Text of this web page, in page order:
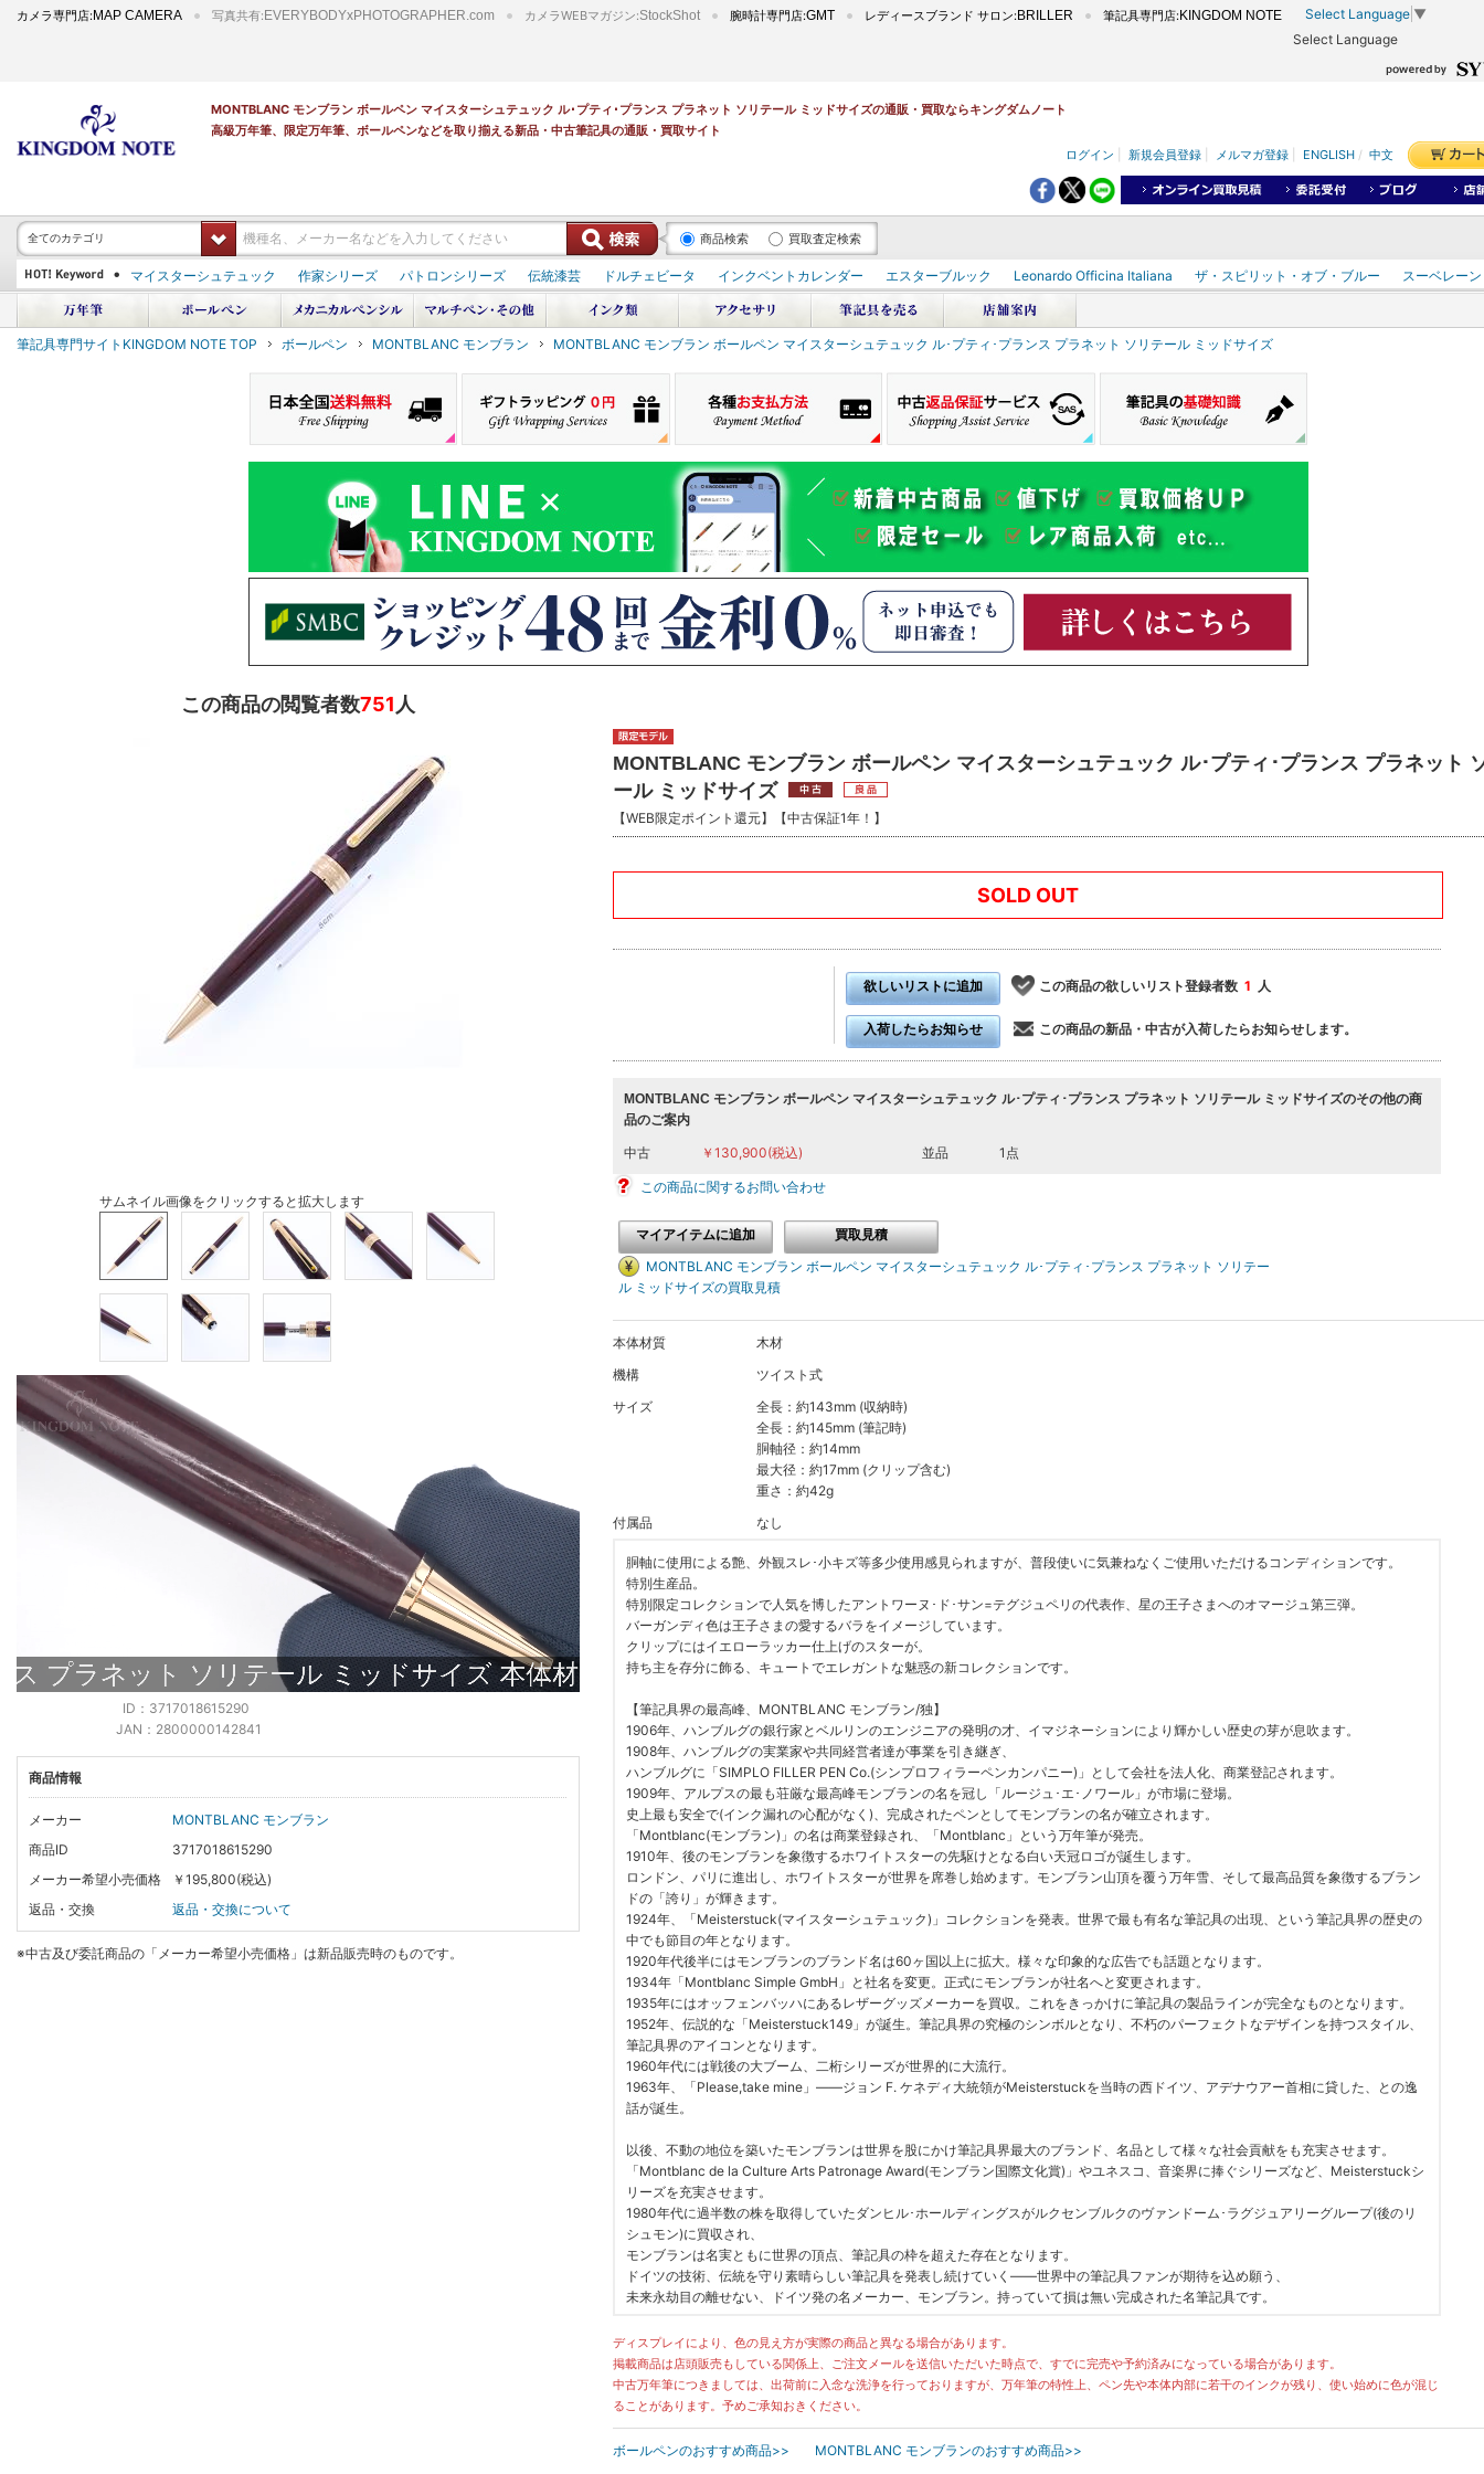
カメラ専門店:MAP CAMERA 写真共有: EVERYBODYxPHOTOGRAPHER.com カメラWEBマガジン:StockShot 腕時計専門店:GMT レディースブランド サロン:BRILLER 筆記具専門店:KINGDOM NOTE Select Language ▼
Select Language
MONTBLANC モンブラン ボールペン マイスターシュテュック ル･プティ･プランス プラネット ソリテール ミッドサイズの通販・買取ならキングダムノート
高級万年筆、限定万年筆、ボールペンなどを取り揃える新品・中古筆記具の通販・買取サイト
ログイン
新規会員登録 メルマガ登録 ENGLISH / 中文
全てのカテゴリ 商品検索 買取査定検索
マイスターシュテュック 作家シリーズ パトロンシリーズ 伝統漆芸 ドルチェビータ インクベントカレンダー エスターブルック Leonardo Officina Italiana ザ・スピリット・オブ・ブルー
スーベレーン
PILOT 蒔絵
ダイアミン ボトルインク
筆記具専門サイトKINGDOM NOTE TOP ボールペン MONTBLANC モンブラン MONTBLANC モンブラン ボールペン マイスターシュテュック ル･プティ･プランス プラネット ソリテール ミッドサイズ
MONTBLANC モンブラン ボールペン マイスターシュテュック ル･プティ･プランス プラネット
ール ミッドサイズ
【WEB限定ポイント還元】【中古保証1年！】
この商品の閲覧者数751 人
SOLD OUT
欲しいリストに追加 この商品の欲しいリスト登録者数 1 人
入荷したらお知らせ この商品の新品・中古が入荷したらお知らせします。
MONTBLANC モンブラン ボールペン マイスターシュテュック ル･プティ･プランス プラネット ソリテール ミッドサイズのその他の商
品のご案内
中古 ￥130,900(税込) 並品 1点
この商品に関するお問い合わせ
マイアイテムに追加
買取見積
MONTBLANC モンブラン ボールペン マイスターシュテュック ル･プティ･プランス プラネット ソリテー
ル ミッドサイズの買取見積
本体材質
木材
機構
ツイスト式
サイズ
全長：約143mm (収納時)
全長：約145mm (筆記時)
胴軸径：約14mm
最大径：約17mm (クリップ含む)
重さ：約42g
付属品
なし
胴軸に使用による艶、外観スレ･小キズ等多少使用感見られますが、普段使いに気兼ねなくご使用いただけるコンディションです。
特別生産品。
特別限定コレクションで人気を博したアントワーヌ･ド･サン=テグジュペリの代表作、星の王子さまへのオマージュ第三弾。
バーガンディ色は王子さまの愛するバラをイメージしています。
クリップにはイエローラッカー仕上げのスターが。
持ち主を存分に飾る、キュートでエレガントな魅惑の新コレクションです。
【筆記具界の最高峰、MONTBLANC モンブラン/独】
1906年、ハンブルグの銀行家とベルリンのエンジニアの発明の才、イマジネーションにより輝かしい歴史の芽が息吹ます。
1908年、ハンブルグの実業家や共同経営者達が事業を引き継ぎ、
ハンブルグに「SIMPLO FILLER PEN Co.(シンプロフィラーペンカンパニー)」として会社を法人化、商業登記されます。
1909年、アルプスの最も荘厳な最高峰モンブランの名を冠し「ルージュ･エ･ノワール」が市場に登場。
史上最も安全で(インク漏れの心配がなく)、完成されたペンとしてモンブランの名が確立されます。
「Montblanc(モンブラン)」の名は商業登録され、「Montblanc」という万年筆が発売。
1910年、後のモンブランを象徴するホワイトスターの先駆けとなる白い天冠ロゴが誕生します。
ロンドン、パリに進出し、ホワイトスターが世界を席巻し始めます。モンブラン山頂を覆う万年雪、そして最高品質を象徴するブラン
ドの「誇り」が輝きます。
1924年、「Meisterstuck(マイスターシュテュック)」コレクションを発表。世界で最も有名な筆記具の出現、という筆記具界の歴史の
中でも節目の年となります。
1920年代後半にはモンブランのブランド名は60ヶ国以上に拡大。様々な印象的な広告でも話題となります。
1934年「Montblanc Simple GmbH」と社名を変更。正式にモンブランが社名へと変更されます。
1935年にはオッフェンバッハにあるレザーグッズメーカーを買収。これをきっかけに筆記具の製品ラインが完全なものとなります。
1952年、伝説的な「Meisterstuck149」が誕生。筆記具界の究極のシンボルとなり、不朽のパーフェクトなデザインを持つスタイル、
筆記具界のアイコンとなります。
1960年代には戦後の大ブーム、二桁シリーズが世界的に大流行。
1963年、「Please,take mine」――ジョン F. ケネディ大統領がMeisterstuckを当時の西ドイツ、アデナウアー首相に貸した、との逸
話が誕生。
以後、不動の地位を築いたモンブランは世界を股にかけ筆記具界最大のブランド、名品として様々な社会貢献をも充実させます。
「Montblanc de la Culture Arts Patronage Award(モンブラン国際文化賞)」やユネスコ、音楽界に捧ぐシリーズなど、Meisterstuckシ
リーズを充実させます。
1980年代に過半数の株を取得していたダンヒル･ホールディングスがルクセンブルクのヴァンドーム･ラグジュアリーグループ(後のリ
シュモン)に買収され、
モンブランは名実ともに世界の頂点、筆記具の枠を超えた存在となります。
ドイツの技術、伝統を守り素晴らしい筆記具を発表し続けていく――世界中の筆記具ファンが期待を込め願う、
未来永劫目の離せない、ドイツ発の名メーカー、モンブラン。持っていて損は無い完成された名筆記具です。
ディスプレイにより、色の見え方が実際の商品と異なる場合があります。
掲載商品は店頭販売もしている関係上、ご注文メールを送信いただいた時点で、すでに完売や予約済みになっている場合があります。
中古万年筆につきましては、出荷前に入念な洗浄を行っておりますが、万年筆の特性上、ペン先や本体内部に若干のインクが残り、使い始めに色が混じ
ることがあります。予めご承知おきください。
ボールペンのおすすめ商品>> MONTBLANC モンブランのおすすめ商品>>
サムネイル画像をクリックすると拡大します
ID：3717018615290
JAN：2800000142841
商品情報
メーカー
MONTBLANC モンブラン
商品ID
3717018615290
メーカー希望小売価格
￥195,800(税込)
返品・交換
返品・交換について
※中古及び委託商品の「メーカー希望小売価格」は新品販売時のものです。